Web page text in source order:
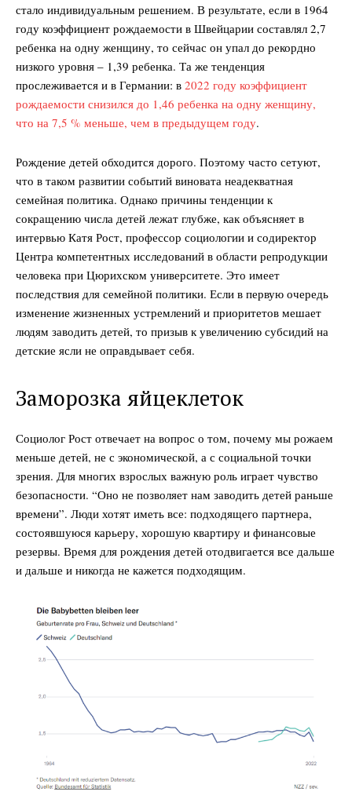
стало индивидуальным решением. В результате, если в 1964
году коэффициент рождаемости в Швейцарии составлял 2,7
ребенка на одну женщину, то сейчас он упал до рекордно
низкого уровня – 1,39 ребенка. Та же тенденция
прослеживается и в Германии: в 2022 году коэффициент
рождаемости снизился до 1,46 ребенка на одну женщину,
что на 7,5 % меньше, чем в предыдущем году.
Рождение детей обходится дорого. Поэтому часто сетуют,
что в таком развитии событий виновата неадекватная
семейная политика. Однако причины тенденции к
сокращению числа детей лежат глубже, как объясняет в
интервью Катя Рост, профессор социологии и содиректор
Центра компетентных исследований в области репродукции
человека при Цюрихском университете. Это имеет
последствия для семейной политики. Если в первую очередь
изменение жизненных устремлений и приоритетов мешает
людям заводить детей, то призыв к увеличению субсидий на
детские ясли не оправдывает себя.
Заморозка яйцеклеток
Социолог Рост отвечает на вопрос о том, почему мы рожаем
меньше детей, не с экономической, а с социальной точки
зрения. Для многих взрослых важную роль играет чувство
безопасности. “Оно не позволяет нам заводить детей раньше
времени”. Люди хотят иметь все: подходящего партнера,
состоявшуюся карьеру, хорошую квартиру и финансовые
резервы. Время для рождения детей отодвигается все дальше
и дальше и никогда не кажется подходящим.